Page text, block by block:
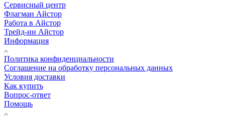
Сервисный центр
Флагман Айстор
Работа в Айстор
Трейд-ин Айстор
Информация
Политика конфиденциальности
Соглашение на обработку персональных данных
Условия доставки
Как купить
Вопрос-ответ
Помощь